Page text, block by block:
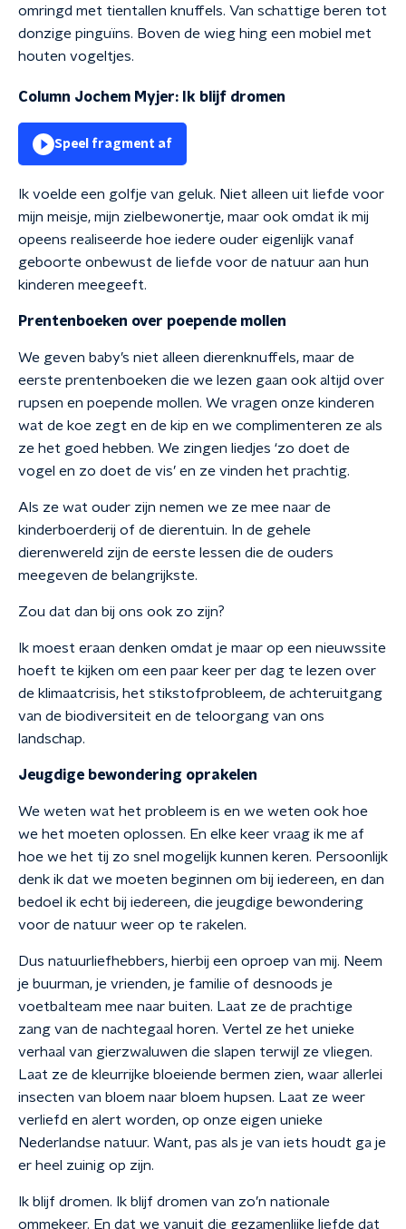
omringd met tientallen knuffels. Van schattige beren tot
donzige pinguïns. Boven de wieg hing een mobiel met
houten vogeltjes.
Column Jochem Myjer: Ik blijf dromen
Speel fragment af
Ik voelde een golfje van geluk. Niet alleen uit liefde voor
mijn meisje, mijn zielbewonertje, maar ook omdat ik mij
opeens realiseerde hoe iedere ouder eigenlijk vanaf
geboorte onbewust de liefde voor de natuur aan hun
kinderen meegeeft.
Prentenboeken over poepende mollen
We geven baby’s niet alleen dierenknuffels, maar de
eerste prentenboeken die we lezen gaan ook altijd over
rupsen en poepende mollen. We vragen onze kinderen
wat de koe zegt en de kip en we complimenteren ze als
ze het goed hebben. We zingen liedjes ‘zo doet de
vogel en zo doet de vis’ en ze vinden het prachtig.
Als ze wat ouder zijn nemen we ze mee naar de
kinderboerderij of de dierentuin. In de gehele
dierenwereld zijn de eerste lessen die de ouders
meegeven de belangrijkste.
Zou dat dan bij ons ook zo zijn?
Ik moest eraan denken omdat je maar op een nieuwssite
hoeft te kijken om een paar keer per dag te lezen over
de klimaatcrisis, het stikstofprobleem, de achteruitgang
van de biodiversiteit en de teloorgang van ons
landschap.
Jeugdige bewondering oprakelen
We weten wat het probleem is en we weten ook hoe
we het moeten oplossen. En elke keer vraag ik me af
hoe we het tij zo snel mogelijk kunnen keren. Persoonlijk
denk ik dat we moeten beginnen om bij iedereen, en dan
bedoel ik echt bij iedereen, die jeugdige bewondering
voor de natuur weer op te rakelen.
Dus natuurliefhebbers, hierbij een oproep van mij. Neem
je buurman, je vrienden, je familie of desnoods je
voetbalteam mee naar buiten. Laat ze de prachtige
zang van de nachtegaal horen. Vertel ze het unieke
verhaal van gierzwaluwen die slapen terwijl ze vliegen.
Laat ze de kleurrijke bloeiende bermen zien, waar allerlei
insecten van bloem naar bloem hupsen. Laat ze weer
verliefd en alert worden, op onze eigen unieke
Nederlandse natuur. Want, pas als je van iets houdt ga je
er heel zuinig op zijn.
Ik blijf dromen. Ik blijf dromen van zo’n nationale
ommekeer. En dat we vanuit die gezamenlijke liefde dat